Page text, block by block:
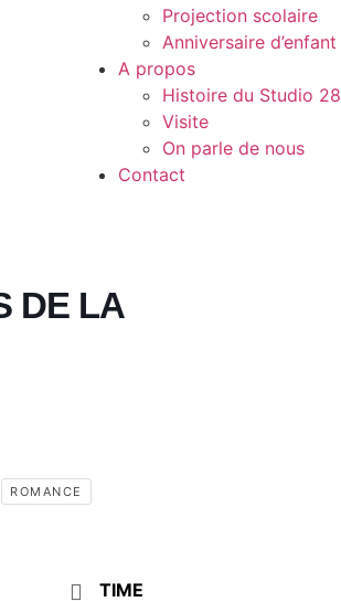
Projection scolaire
Anniversaire d’enfant
A propos
Histoire du Studio 28
Visite
On parle de nous
Contact
DE LA
ROMANCE
TIME